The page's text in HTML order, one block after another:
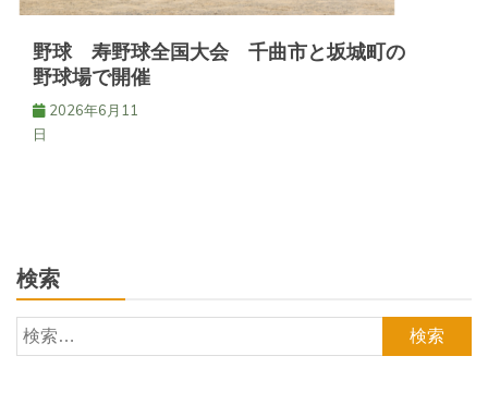
野球 寿野球全国大会 千曲市と坂城町の
野球場で開催
2026年6月11
日
検索
検
索: